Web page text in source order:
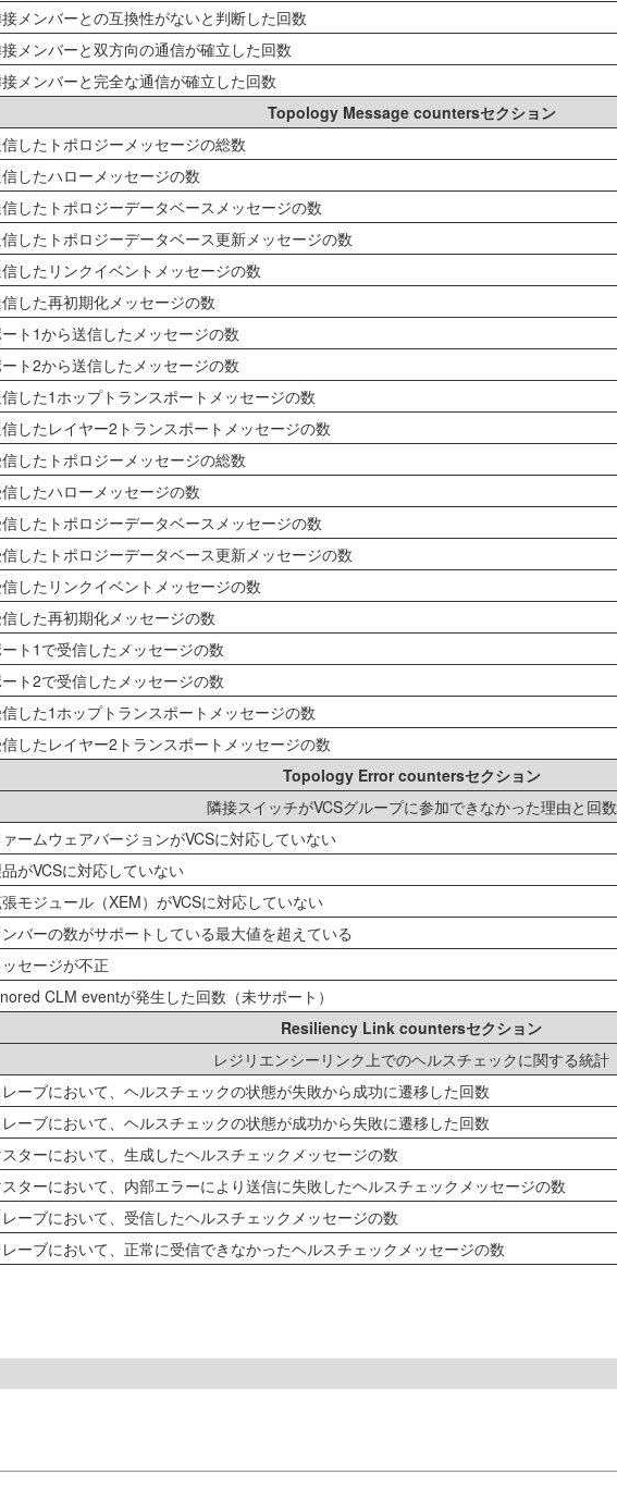
メンバーとの互換性がないと判断した回数
メンバーと双方向の通信が確立した回数
メンバーと完全な通信が確立した回数
Topology Message countersセクション
したトポロジーメッセージの総数
したハローメッセージの数
したトポロジーデータベースメッセージの数
したトポロジーデータベース更新メッセージの数
したリンクイベントメッセージの数
した再初期化メッセージの数
ト1から送信したメッセージの数
ト2から送信したメッセージの数
した1ホップトランスポートメッセージの数
したレイヤー2トランスポートメッセージの数
したトポロジーメッセージの総数
したハローメッセージの数
したトポロジーデータベースメッセージの数
したトポロジーデータベース更新メッセージの数
したリンクイベントメッセージの数
した再初期化メッセージの数
ト1で受信したメッセージの数
ト2で受信したメッセージの数
した1ホップトランスポートメッセージの数
したレイヤー2トランスポートメッセージの数
Topology Error countersセクション
隣接スイッチがVCSグループに参加できなかった理由と回数
ームウェアバージョンがVCSに対応していない
がVCSに対応していない
モジュール（XEM）がVCSに対応していない
ンバーの数がサポートしている最大値を超えている
ッセージが不正
CLM eventが発生した回数（未サポート）
Resiliency Link countersセクション
レジリエンシーリンク上でのヘルスチェックに関する統計
ーブにおいて、ヘルスチェックの状態が失敗から成功に遷移した回数
ーブにおいて、ヘルスチェックの状態が成功から失敗に遷移した回数
ターにおいて、生成したヘルスチェックメッセージの数
ターにおいて、内部エラーにより送信に失敗したヘルスチェックメッセージの数
ーブにおいて、受信したヘルスチェックメッセージの数
ーブにおいて、正常に受信できなかったヘルスチェックメッセージの数